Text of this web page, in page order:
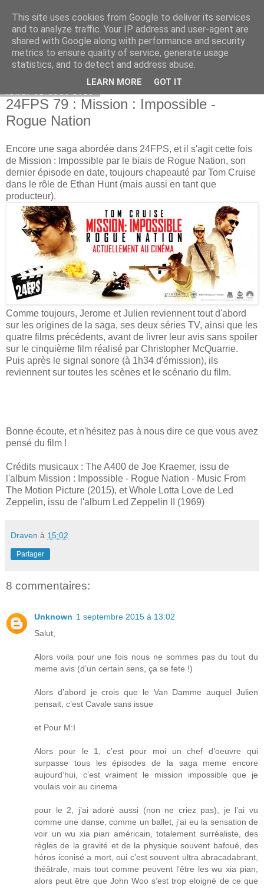
Bepod
24FPS 79 : Mission : Impossible -
Rogue Nation
Encore une saga abordée dans 24FPS, et il s'agit cette fois
de Mission : Impossible par le biais de Rogue Nation, son
dernier épisode en date, toujours chapeauté par Tom Cruise
dans le rôle de Ethan Hunt (mais aussi en tant que
producteur).
Comme toujours, Jerome et Julien reviennent tout d'abord
sur les origines de la saga, ses deux séries TV, ainsi que les
quatre films précédents, avant de livrer leur avis sans spoiler
sur le cinquième film réalisé par Christopher McQuarrie.
Puis après le signal sonore (à 1h34 d'émission), ils
reviennent sur toutes les scènes et le scénario du film.
Bonne écoute, et n'hésitez pas à nous dire ce que vous avez
pensé du film !
Crédits musicaux : The A400 de Joe Kraemer, issu de
l'album Mission : Impossible - Rogue Nation - Music From
The Motion Picture (2015), et Whole Lotta Love de Led
Zeppelin, issu de l'album Led Zeppelin II (1969)
Draven à 15:02
Partager
8 commentaires:
Unknown 1 septembre 2015 à 13:02
Salut,
Alors voila pour une fois nous ne sommes pas du tout du
meme avis (d’un certain sens, ça se fete !)
Alors d’abord je crois que le Van Damme auquel Julien
pensait, c’est Cavale sans issue
et Pour M:I
Alors pour le 1, c’est pour moi un chef d’oeuvre qui
surpasse tous les épisodes de la saga meme encore
aujourd’hui, c’est vraiment le mission impossible que je
voulais voir au cinema
pour le 2, j’ai adoré aussi (non ne criez pas), je l’ai vu
comme une danse, comme un ballet, j’ai eu la sensation de
voir un wu xia pian américain, totalement surréaliste, des
règles de la gravité et de la physique souvent bafoué, des
héros iconisé a mort, oui c’est souvent ultra abracadabrant,
théâtrale, mais tout comme peuvent l’être les wu xia pian,
alors peut être que John Woo s’est trop eloigné de ce que
This site uses cookies from Google to deliver its services
and to analyze traffic. Your IP address and user-agent are
shared with Google along with performance and security
metrics to ensure quality of service, generate usage
statistics, and to detect and address abuse.
LEARN MORE GOT IT